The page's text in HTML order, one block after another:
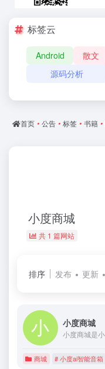
标签云
Android 散文
源码分析
首页 • 公告 • 标签 • 书籍 •
小度商城
共 1 篇网站
排序 发布 更新
小度商城
商城 # 小度ai智能音箱